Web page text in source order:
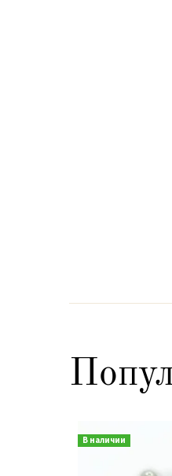
В наличии